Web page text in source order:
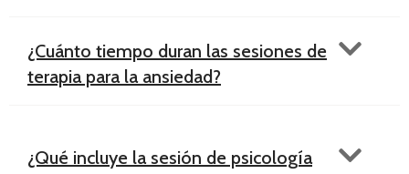
¿Cuánto tiempo duran las sesiones de
terapia para la ansiedad?
¿Qué incluye la sesión de psicología